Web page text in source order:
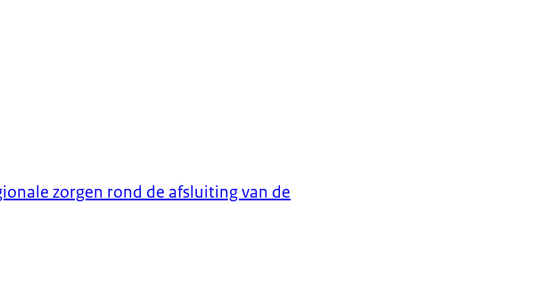
zorgen rond de afsluiting van de